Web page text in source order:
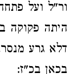
ור"ל ועל
היתה פקוקה
דלא גרע